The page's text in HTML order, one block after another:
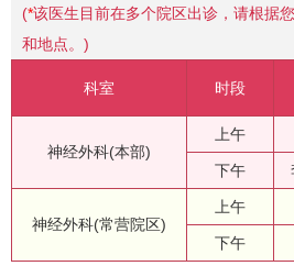
(*该医生目前在多个院区出诊，请根据
和地点。)
科室 时段
神经外科(本部)
上午
下午
神经外科(常营院区)
上午
下午